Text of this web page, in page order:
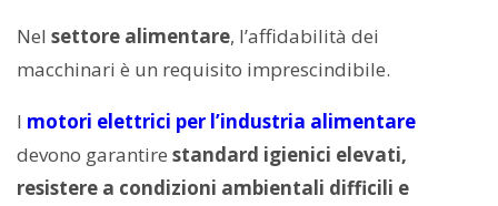
Nel settore alimentare, l’affidabilità dei
macchinari è un requisito imprescindibile.
I motori elettrici per l’industria alimentare
devono garantire standard igienici elevati,
resistere a condizioni ambientali difficili e